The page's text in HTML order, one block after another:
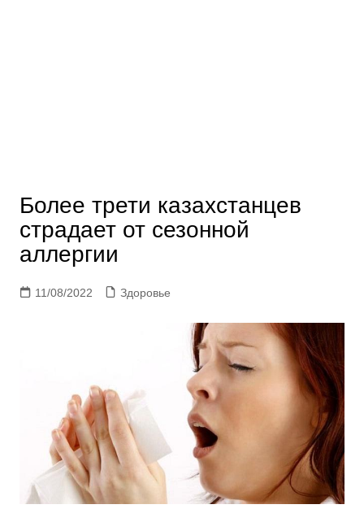
Более трети казахстанцев
страдает от сезонной
аллергии
11/08/2022 Здоровье